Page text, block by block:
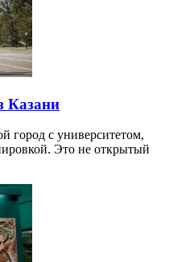
Казани
город с университетом,
Это не открытый